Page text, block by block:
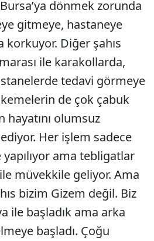
dönmek zorunda
gitmeye, hastaneye
Diğer şahıs
ile karakollarda,
tedavi görmeye
de çok çabuk
hayatını olumsuz
Her işlem sadece
ama tebligatlar
müvekkile geliyor. Ama
bizim Gizem değil. Biz
ile başladık ama arka
başladı. Çoğu